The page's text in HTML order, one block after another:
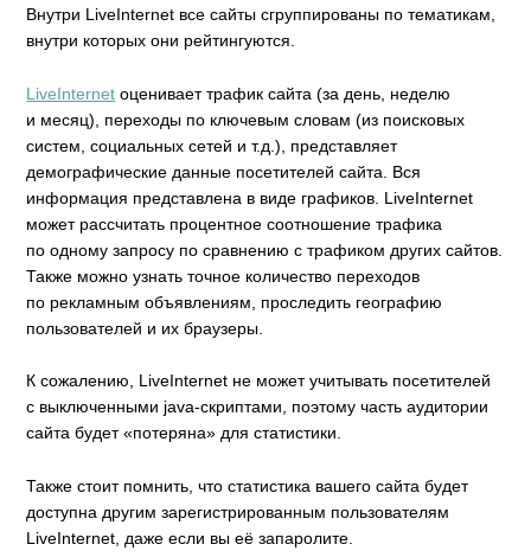
Внутри LiveInternet все сайты сгруппированы по тематикам,
внутри которых они рейтингуются.
LiveInternet оценивает трафик сайта (за день, неделю
и месяц), переходы по ключевым словам (из поисковых
систем, социальных сетей и т.д.), представляет
демографические данные посетителей сайта. Вся
информация представлена в виде графиков. LiveInternet
может рассчитать процентное соотношение трафика
по одному запросу по сравнению с трафиком других сайтов.
Также можно узнать точное количество переходов
по рекламным объявлениям, проследить географию
пользователей и их браузеры.
К сожалению, LiveInternet не может учитывать посетителей
с выключенными java-скриптами, поэтому часть аудитории
сайта будет «потеряна» для статистики.
Также стоит помнить, что статистика вашего сайта будет
доступна другим зарегистрированным пользователям
LiveInternet, даже если вы её запаролите.